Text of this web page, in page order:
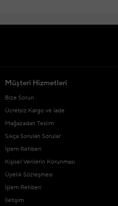
Müşteri Hizmetleri
Bize Sorun
Ücretsiz Kargo ve İade
Mağazadan Teslim
Sıkça Sorulan Sorular
İşlem Rehberi
Kişisel Verilerin Korunması
Üyelik Sözleşmesi
İşlem Rehberi
İletişim